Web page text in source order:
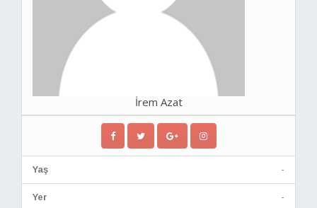
İrem Azat
Yaş -
Yer -